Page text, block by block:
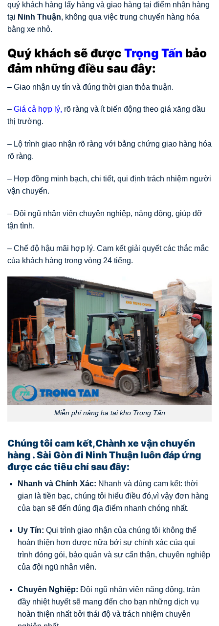
quý khách hàng lấy hàng và giao hàng tại điểm nhận hàng
tại Ninh Thuận, không qua việc trung chuyển hàng hóa
bằng xe nhỏ.
Quý khách sẽ được Trọng Tấn bảo
đảm những điều sau đây:
– Giao nhận uy tín và đúng thời gian thỏa thuận.
– Giá cả hợp lý, rõ ràng và ít biến động theo giá xăng dầu
thị trường.
– Lộ trình giao nhận rõ ràng với bằng chứng giao hàng hóa
rõ ràng.
– Hợp đồng minh bạch, chi tiết, qui định trách nhiệm người
vận chuyển.
– Đội ngũ nhân viên chuyên nghiệp, năng động, giúp đỡ
tận tình.
– Chế độ hậu mãi hợp lý. Cam kết giải quyết các thắc mắc
của khách hàng trong vòng 24 tiếng.
Miễn phí nâng hạ tại kho Trọng Tấn
Chúng tôi cam kết,Chành xe vận chuyển
hàng . Sài Gòn đi Ninh Thuận luôn đáp ứng
được các tiêu chí sau đây:
Nhanh và Chính Xác: Nhanh và đúng cam kết: thời
gian là tiền bạc, chúng tôi hiểu điều đó,vì vậy đơn hàng
của bạn sẽ đến đúng địa điểm nhanh chóng nhất.
Uy Tín: Qui trình giao nhận của chúng tôi không thể
hoàn thiện hơn được nữa bởi sự chính xác của qui
trình đóng gói, bảo quản và sự cẩn thận, chuyên nghiệp
của đội ngũ nhân viên.
Chuyên Nghiệp: Đội ngũ nhân viên năng động, tràn
đầy nhiệt huyết sẽ mang đến cho bạn những dịch vụ
hoàn thiện nhất bởi thái độ và trách nhiệm chuyên